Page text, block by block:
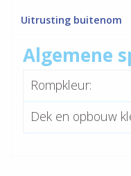
Uitrusting buitenom
Algemene
Rompkleur:
Dek en opbouw